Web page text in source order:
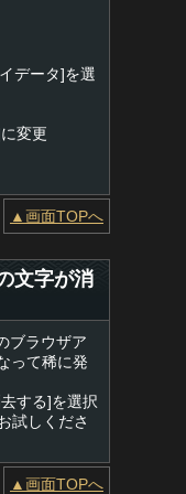
データ]を選
変更
▲画面TOPへ
文字が消
ブラウザア
って稀に発
する]を選択
試しくださ
▲画面TOPへ